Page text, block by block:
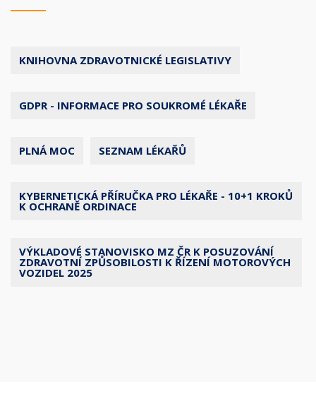
KNIHOVNA ZDRAVOTNICKÉ LEGISLATIVY
GDPR - INFORMACE PRO SOUKROMÉ LÉKAŘE
PLNÁ MOC SEZNAM LÉKAŘŮ
KYBERNETICKÁ PŘÍRUČKA PRO LÉKAŘE - 10+1 KROKŮ
K OCHRANĚ ORDINACE
VÝKLADOVÉ STANOVISKO MZ ČR K POSUZOVÁNÍ
ZDRAVOTNÍ ZPŮSOBILOSTI K ŘÍZENÍ MOTOROVÝCH
VOZIDEL 2025